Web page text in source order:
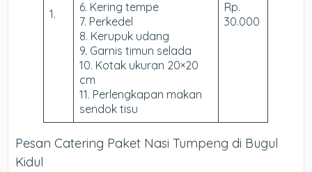
1.
6. Kering tempe
7. Perkedel
8. Kerupuk udang
9. Garnis timun selada
10. Kotak ukuran 20×20
cm
11. Perlengkapan makan
sendok tisu
Rp.
30.000
Pesan Catering Paket Nasi Tumpeng di Bugul
Kidul